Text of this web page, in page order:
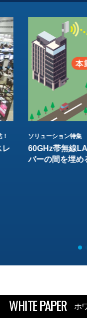
レ
ソリューション特集
60GHz帯無線
バーの間を埋め
WHITE PAPER ホ